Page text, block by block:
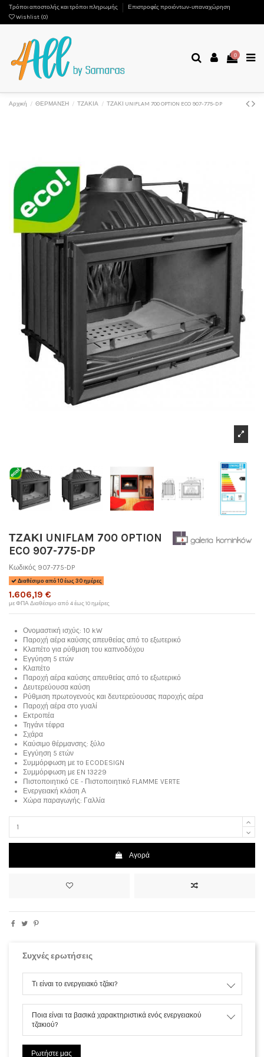
Τρόποι αποστολής και τρόποι πληρωμής
Επιστροφές προιόντων-υπαναχώρηση
Wishlist (0)
0
Αρχική ΘΕΡΜΑΝΣΗ ΤΖΑΚΙΑ ΤΖΑΚΙ UNIFLAM 700 OPTION ECO 907-775-DP
ΤΖΑΚΙ UNIFLAM 700 OPTION
ECO 907-775-DP
Κωδικός 907-775-DP
Διαθέσιμο από 10 έως 30 ημέρες
1.606,19 €
με ΦΠΑΔιαθέσιμο από 4 έως 10 ημέρες
Ονομαστική ισχύς: 10 kW
Παροχή αέρα καύσης απευθείας από το εξωτερικό
Κλαπέτο για ρύθμιση του καπνοδόχου
Εγγύηση 5 ετών
Κλαπέτο
Παροχή αέρα καύσης απευθείας από το εξωτερικό
Δευτερεύουσα καύση
Ρύθμιση πρωτογενούς και δευτερεύουσας παροχής αέρα
Παροχή αέρα στο γυαλί
Εκτροπέα
Τηγάνι τέφρα
Σχάρα
Καύσιμο θέρμανσης: ξύλο
Εγγύηση 5 ετών
Συμμόρφωση με το ECODESIGN
Συμμόρφωση με EN 13229
Πιστοποιητικό CE - Πιστοποιητικό FLAMME VERTE
Ενεργειακή κλάση Α
Χώρα παραγωγής: Γαλλία
Αγορά
Συχνές ερωτήσεις
Τι είναι το ενεργειακό τζάκι?
Ποια είναι τα βασικά χαρακτηριστικά ενός ενεργειακού
τζακιού?
Ρωτήστε μας